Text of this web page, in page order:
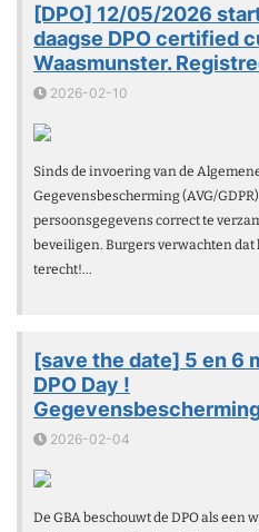
[DPO] 12/05/2026
daagse DPO certified
Waasmunster.
2026-02-10
Sinds de invoering van de
Gegevensbescherming (AVG/
persoonsgegevens correct te
beveiligen. Burgers verwachten dat
terecht!...
[save the date] 5 en 6
DPO Day !
2026-02-04
De GBA beschouwt de DPO als een